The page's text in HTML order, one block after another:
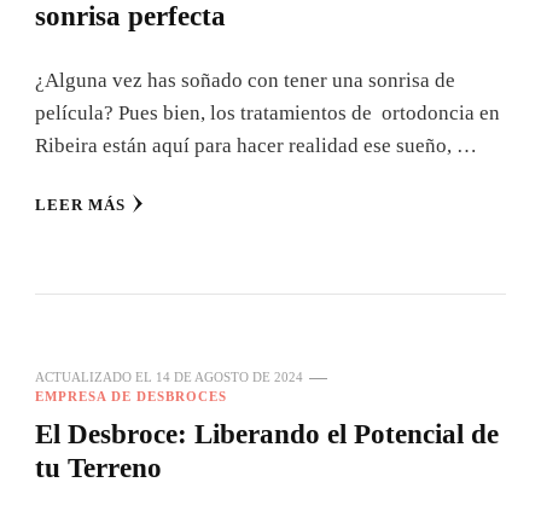
sonrisa perfecta
¿Alguna vez has soñado con tener una sonrisa de
película? Pues bien, los tratamientos de ortodoncia en
Ribeira están aquí para hacer realidad ese sueño, …
LEER MÁS
ACTUALIZADO EL 14 DE AGOSTO DE 2024
EMPRESA DE DESBROCES
El Desbroce: Liberando el Potencial de
tu Terreno